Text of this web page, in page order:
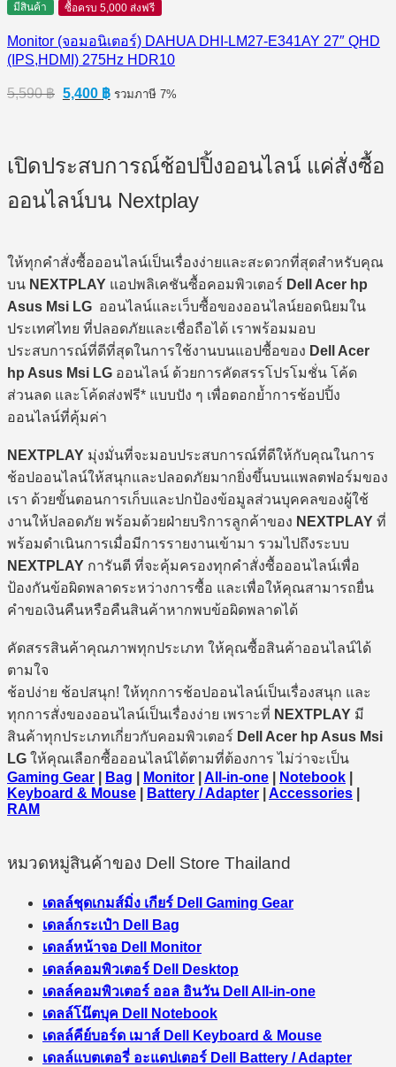
มีสินค้า ซื้อครบ 5,000 ส่งฟรี
Monitor (จอมอนิเตอร์) DAHUA DHI-LM27-E341AY 27″ QHD
(IPS,HDMI) 275Hz HDR10
5,590฿ Original
price
5,400 ฿Current
price
รวมภาษี 7%
เปิดประสบการณ์ช้อปปิ้งออนไลน์ แค่สั่งซื้อ
ออนไลน์บน Nextplay
ให้ทุกคำสั่งซื้อออนไลน์เป็นเรื่องง่ายและสะดวกที่สุดสำหรับคุณ
บน NEXTPLAY แอปพลิเคชันซื้อคอมพิวเตอร์ Dell Acer hp
Asus Msi LG ออนไลน์และเว็บซื้อของออนไลน์ยอดนิยมใน
ประเทศไทย ที่ปลอดภัยและเชื่อถือได้ เราพร้อมมอบ
ประสบการณ์ที่ดีที่สุดในการใช้งานบนแอปซื้อของ Dell Acer
hp Asus Msi LG ออนไลน์ ด้วยการคัดสรรโปรโมชั่น โค้ด
ส่วนลด และโค้ดส่งฟรี* แบบปัง ๆ เพื่อตอกย้ำการช้อปปิ้ง
ออนไลน์ที่คุ้มค่า
NEXTPLAY มุ่งมั่นที่จะมอบประสบการณ์ที่ดีให้กับคุณในการ
ช้อปออนไลน์ให้สนุกและปลอดภัยมากยิ่งขึ้นบนแพลตฟอร์มของ
เรา ด้วยขั้นตอนการเก็บและปกป้องข้อมูลส่วนบุคคลของผู้ใช้
งานให้ปลอดภัย พร้อมด้วยฝ่ายบริการลูกค้าของ NEXTPLAY ที่
พร้อมดำเนินการเมื่อมีการรายงานเข้ามา รวมไปถึงระบบ
NEXTPLAY การันตี ที่จะคุ้มครองทุกคำสั่งซื้อออนไลน์เพื่อ
ป้องกันข้อผิดพลาดระหว่างการซื้อ และเพื่อให้คุณสามารถยื่น
คำขอเงินคืนหรือคืนสินค้าหากพบข้อผิดพลาดได้
คัดสรรสินค้าคุณภาพทุกประเภท ให้คุณซื้อสินค้าออนไลน์ได้
ตามใจ
ช้อปง่าย ช้อปสนุก! ให้ทุกการช้อปออนไลน์เป็นเรื่องสนุก และ
ทุกการสั่งของออนไลน์เป็นเรื่องง่าย เพราะที่ NEXTPLAY มี
สินค้าทุกประเภทเกี่ยวกับคอมพิวเตอร์ Dell Acer hp Asus Msi
LG ให้คุณเลือกซื้อออนไลน์ได้ตามที่ต้องการ ไม่ว่าจะเป็น
Gaming Gear
Bag Monitor All-in-one Notebook
Keyboard & Mouse
Battery / Adapter Accessories
RAM
หมวดหมู่สินค้าของ Dell Store Thailand
เดลล์ชุดเกมส์มิ่ง เกียร์ Dell Gaming Gear
เดลล์กระเป๋า Dell Bag
เดลล์หน้าจอ Dell Monitor
เดลล์คอมพิวเตอร์ Dell Desktop
เดลล์คอมพิวเตอร์ ออล อินวัน Dell All-in-one
เดลล์โน๊ตบุค Dell Notebook
เดลล์คีย์บอร์ด เมาส์ Dell Keyboard & Mouse
เดลล์แบตเตอรี่ อะแดปเตอร์ Dell Battery / Adapter